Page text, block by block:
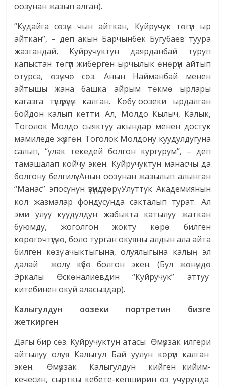
оозунан жазып алган).
“Кудайга сөзүн чын айткан, Куйручук төгүп ыр
айткан”, – деп акын Барчынбек Бугубаев туура
жазгандай, Куйручуктун даярданбай туруп
капыстан төгүп жиберген ырчылык өнөрүн айтып
отурса, өзүнчө сөз. Анын Найманбай менен
айтышы жана башка айрым төкмө ырлары
кагазга түшүрүлүп калган. Көбү оозеки ырдалган
бойдон калып кетти. Ал, Молдо Кылыч, Калык,
Тоголок Молдо сыяктуу акындар менен достук
мамиледе жүргөн. Тоголок Молдону куудулдугуна
салып, “улак текедей болгон кургурум”, – деп
тамашалап койчу экен. Куйручуктун манасчы да
болгону белгилүү. Анын оозунан жазылып алынган
“Манас” эпосунун үзүндүлөрү Улуттук Академиянын
кол жазмалар фондусунда сакталып турат. Ал
эми улуу куудулдун жабыкта катылуу жаткан
буюмду, жоголгон жокту көрө билген
көрөгөчтүгүнө, боло турган окуяны алдын ала айта
билген көзү ачыктыгына, олуялыгына калың эл
далай жолу күбө болгон экен. (Бул жө­нүндө
Эркалы Өс­кө­налиевдин “Куй­ручук” аттуу
китебинен окуй аласыздар).
Калыгулдун оозеки портретин бизге
жеткирген
Дагы бир сөз. Куйручуктун атасы Өмүрзак илгери
айтылуу олуя Калыгул Бай уулун көрүп калган
экен. Өмүрзак Калыгулдун кийген кийим-
кечесин, сырткы кебете-кепширин өз учурунда